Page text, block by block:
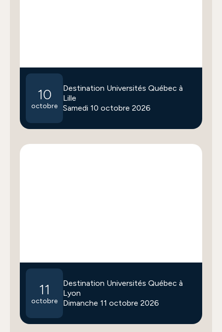
10
octobre
Destination Universités Québec à
Lille
Samedi 10 octobre 2026
11
octobre
Destination Universités Québec à
Lyon
Dimanche 11 octobre 2026